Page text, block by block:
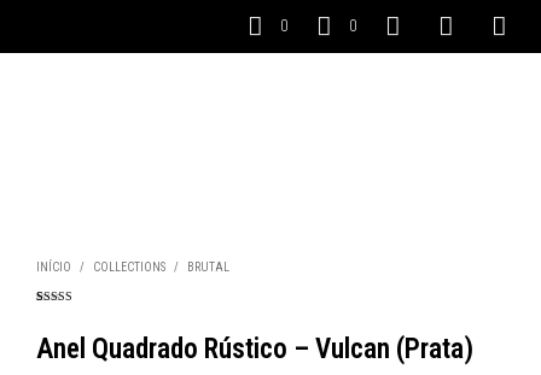
0 0
INÍCIO / COLLECTIONS / BRUTAL
5, com
baseado em
avaliações de
Anel Quadrado Rústico – Vulcan (Prata)